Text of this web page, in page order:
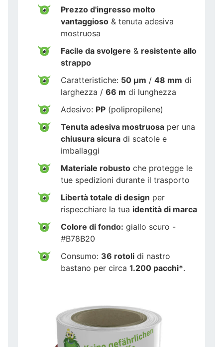
Prezzo d'ingresso molto
vantaggioso & tenuta adesiva
mostruosa
Facile da svolgere & resistente allo
strappo
Caratteristiche: 50 µm / 48 mm di
larghezza / 66 m di lunghezza
Adesivo: PP (polipropilene)
Tenuta adesiva mostruosa per una
chiusura sicura di scatole e
imballaggi
Materiale robusto che protegge le
tue spedizioni durante il trasporto
Libertà totale di design per
rispecchiare la tua identità di marca
Colore di fondo: giallo scuro -
#B78B20
Consumo: 36 rotoli di nastro
bastano per circa 1.200 pacchi*.